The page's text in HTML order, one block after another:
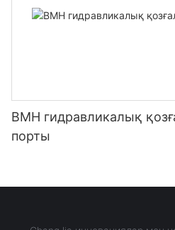
BMH гидравликалық
порты